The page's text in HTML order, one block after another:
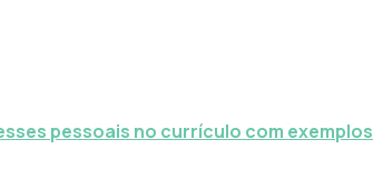
pessoais no currículo com exemplos